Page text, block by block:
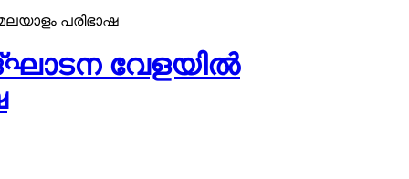
പരിഭാഷ
വേളയില്‍